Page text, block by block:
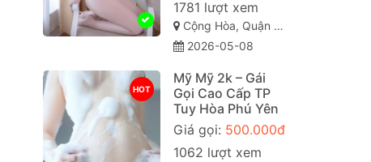
1781 lượt xem
Cộng Hòa, Quận Tân Bình Sài Gòn ( TP. Hồ Chí Minh )
2026-05-08
HOT
Mỹ Mỹ 2k – Gái
Gọi Cao Cấp TP
Tuy Hòa Phú Yên
Giá gọi: 500.000đ
1062 lượt xem